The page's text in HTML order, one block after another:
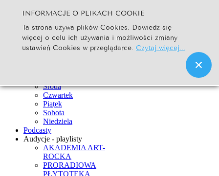
Szukaj... Go
Strona Główna
Newsy
Środa
Czwartek
Piątek
Sobota
Niedziela
Podcasty
Audycje - playlisty
AKADEMIA ART-
ROCKA
PRORADIOWA
PŁYTOTEKA
INFORMACJE O PLIKACH COOKIE
Ta strona używa plików Cookies. Dowiedz się
więcej o celu ich używania i możliwości zmiany
ustawień Cookies w przeglądarce. Czytaj więcej...